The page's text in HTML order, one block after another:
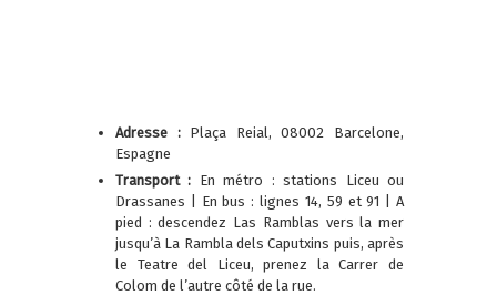
Adresse :Plaça Reial, 08002 Barcelone,
Espagne
Transport : En métro : stations Liceu ou
Drassanes | En bus : lignes 14, 59 et 91 | A
pied : descendez Las Ramblas vers la mer
jusqu’à La Rambla dels Caputxins puis, après
le Teatre del Liceu, prenez la Carrer de
Colom de l’autre côté de la rue.